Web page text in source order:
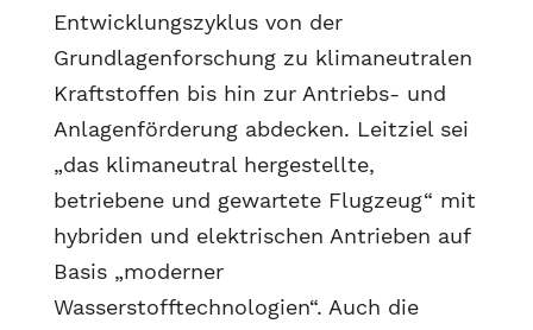
Entwicklungszyklus von der
Grundlagenforschung zu klimaneutralen
Kraftstoffen bis hin zur Antriebs- und
Anlagenförderung abdecken. Leitziel sei
„das klimaneutral hergestellte,
betriebene und gewartete Flugzeug“ mit
hybriden und elektrischen Antrieben auf
Basis „moderner
Wasserstofftechnologien“. Auch die